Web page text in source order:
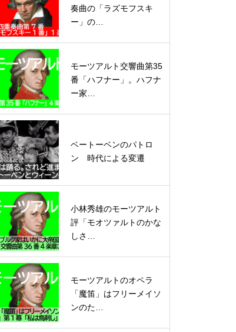
奏曲の「ラズモフスキ
ー」の…
モーツアルト交響曲第35
番「ハフナー」。ハフナ
ー家…
ベートーベンのパトロ
ン 時代による変遷
小林秀雄のモーツアルト
評「モオツァルトのかな
しさ…
モーツアルトのオペラ
「魔笛」はフリーメイソ
ンのた…